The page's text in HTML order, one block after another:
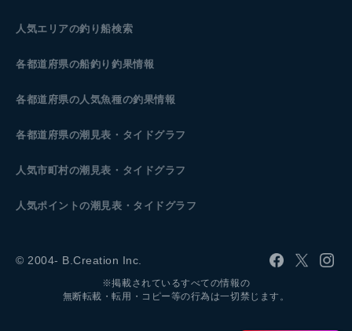
人気エリアの釣り船検索
各都道府県の船釣り釣果情報
各都道府県の人気魚種の釣果情報
各都道府県の潮見表 ・タイドグラフ
人気市町村の潮見表・タイドグラフ
人気ポイントの潮見表・タイドグラフ
© 2004- B.Creation Inc.
※掲載されているすべての情報の
無断転載・転用・コピー等の行為は一切禁じます。